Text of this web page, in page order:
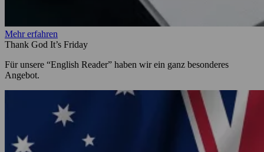
Mehr erfahren
Thank God It’s Friday
Für unsere “English Reader” haben wir ein ganz besonderes
Angebot.